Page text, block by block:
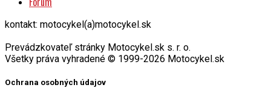
kontakt: motocykel(a)motocykel.sk
Prevádzkovateľ stránky Motocykel.sk s. r. o.
Všetky práva vyhradené © 1999-2026 Motocykel.sk
Ochrana osobných údajov